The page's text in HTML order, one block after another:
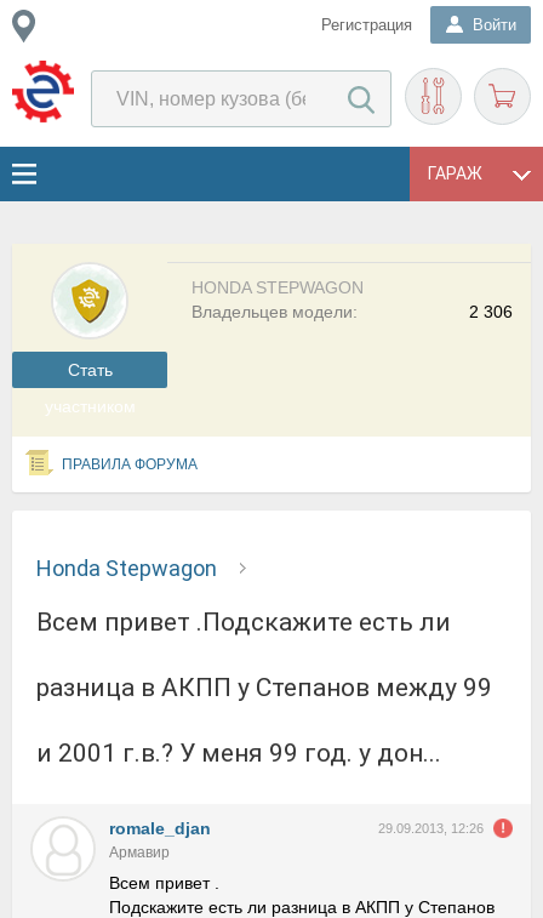
Регистрация Войти
ГАРАЖ
Cтать
участником
HONDA STEPWAGON
2 306
Владельцев модели:
ПРАВИЛА ФОРУМА
Honda Stepwagon
Всем привет .Подскажите есть ли
разница в АКПП у Степанов между 99
и 2001 г.в.? У меня 99 год. у дон...
romale_djan 29.09.2013, 12:26
Армавир
Всем привет .
Подскажите есть ли разница в АКПП у Степанов